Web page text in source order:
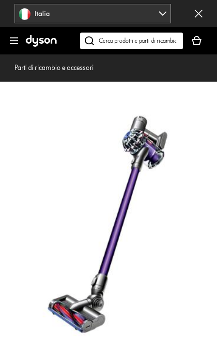
navigazione Italia
Cerca
su
dyson.it
carrello
è
Parti di ricambio e accessori